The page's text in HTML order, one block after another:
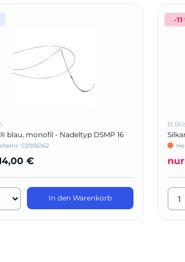
blau, monofil - Nadeltyp DSMP 16
C0936162
€
In den Warenkorb
-11
22
nur